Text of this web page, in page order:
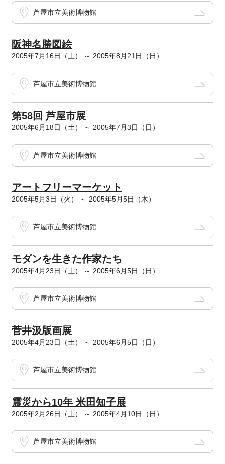
芦屋市立美術博物館
阪神名勝図絵
2005年7月16日（土） ～ 2005年8月21日（日）
芦屋市立美術博物館
第58回 芦屋市展
2005年6月18日（土） ～ 2005年7月3日（日）
芦屋市立美術博物館
アートフリーマーケット
2005年5月3日（火） ～ 2005年5月5日（木）
芦屋市立美術博物館
モダンを生きた作家たち
2005年4月23日（土） ～ 2005年6月5日（日）
芦屋市立美術博物館
菅井汲版画展
2005年4月23日（土） ～ 2005年6月5日（日）
芦屋市立美術博物館
震災から10年 米田知子展
2005年2月26日（土） ～ 2005年4月10日（日）
芦屋市立美術博物館